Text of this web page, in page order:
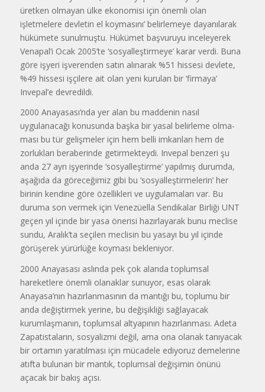
üretken olmayan ülke ekonomisi için önemli olan
işletmelere devletin el koymasını’ belirlemeye dayanıla­rak
hükümete sunulmuştu. Hükümet başvuruyu inceleyerek
Venapal’i Ocak 2005’te ‘sosyalleştirmeye’ karar verdi. Buna
göre işyeri işverenden sa­tın alınarak %51 hissesi devlete,
%49 hissesi işçilere ait olan yeni kurulan bir ‘firmaya’
Invepal’e devredildi.
2000 Anayasası’nda yer alan bu maddenin nasıl
uygulanacağı konu­sunda başka bir yasal belirleme olma­
ması bu tür gelişmeler için hem belli imkanları hem de
zorlukları berabe­rinde getirmekteydi. Invepal benzeri şu
anda 27 ayrı işyerinde ‘sosyalleş­tirme’ yapılmış durumda,
aşağıda da göreceğimiz gibi bu ‘sosyalleştirme­lerin’ her
birinin kendine göre özel­likleri ve uygulamaları var. Bu
duru­ma son vermek için Venezüella Sen­dikalar Birliği UNT
geçen yıl içinde bir yasa önerisi hazırlayarak bunu meclise
sundu, Aralık’ta seçilen mec­lisin bu yasayı bu yıl içinde
görüşerek yürürlüğe koyması bekleniyor.
2000 Anayasası aslında pek çok alanda toplumsal
hareketlere önemli olanaklar sunuyor, esas olarak
Anayasa’nın hazırlanmasının da mantığı bu, toplumu bir
anda değiştirmek yerine, bu değişikliği sağlayacak
kurumlaş­manın, toplumsal altyapının hazırlan­ması. Adeta
Zapatistaların, sosyaliz­mi değil, ama ona olanak tanıyacak
bir ortamın yaratılması için mücadele ediyoruz demelerine
atıfta bulunan bir mantık, toplumsal değişimin önü­nü
açacak bir bakış açısı.